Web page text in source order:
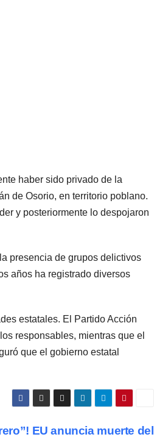
haber sido privado de la
de Osorio, en territorio poblano.
y posteriormente lo despojaron
presencia de grupos delictivos
años ha registrado diversos
estatales. El Partido Acción
responsables, mientras que el
que el gobierno estatal
EU anuncia muerte del